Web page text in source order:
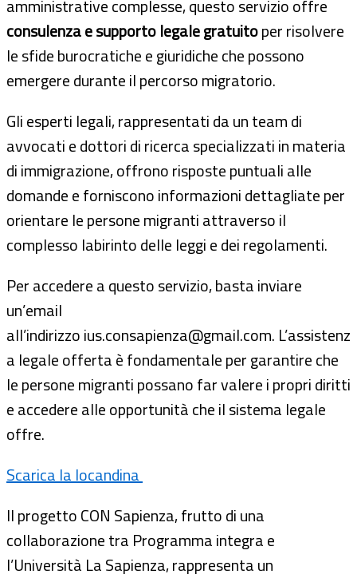
amministrative complesse, questo servizio offre
consulenza e supporto legale gratuitoper risolvere
le sfide burocratiche e giuridiche che possono
emergere durante il percorso migratorio.
Gli esperti legali, rappresentati da un team di
avvocati e dottori di ricerca specializzati in materia
di immigrazione, offrono risposte puntuali alle
domande e forniscono informazioni dettagliate per
orientare le persone migranti attraverso il
complesso labirinto delle leggi e dei regolamenti.
Per accedere a questo servizio, basta inviare
un’email
all’indirizzo ius.consapienza@gmail.com. L’assistenz
a legale offerta è fondamentale per garantire che
le persone migranti possano far valere i propri diritti
e accedere alle opportunità che il sistema legale
offre.
Scarica la locandina
Il progetto CON Sapienza, frutto di una
collaborazione tra Programma integra e
l’Università La Sapienza, rappresenta un